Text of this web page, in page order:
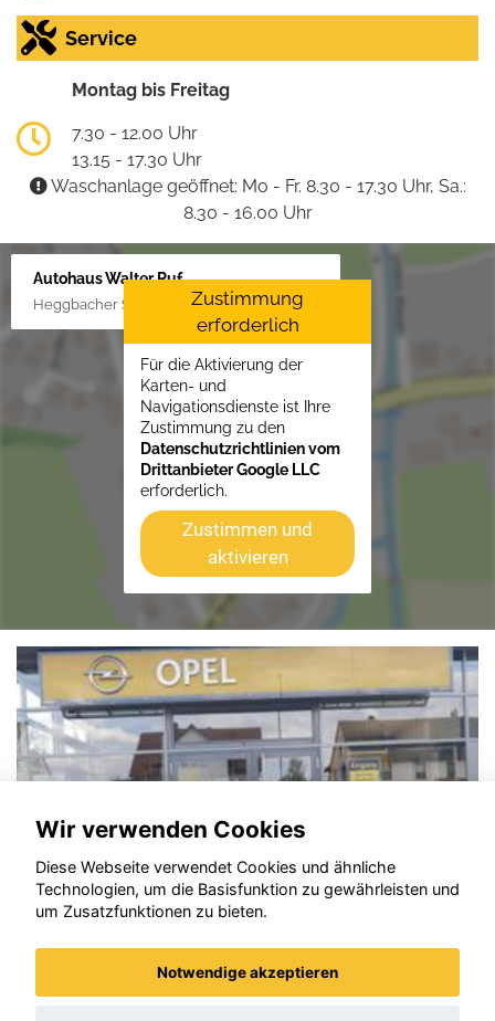
Service
Montag bis Freitag
7.30 - 12.00 Uhr
13.15 - 17.30 Uhr
Waschanlage geöffnet: Mo - Fr. 8.30 - 17.30 Uhr, Sa.:
8.30 - 16.00 Uhr
Autohaus Walter Ruf
Heggbacher Straße 25, 88477 Schönebürg
Zustimmung
erforderlich
Für die Aktivierung der
Karten- und
Navigationsdienste ist Ihre
Zustimmung zu den
Datenschutzrichtlinien vom
Drittanbieter Google LLC
erforderlich.
Zustimmen und
aktivieren
Wir verwenden Cookies
Diese Webseite verwendet Cookies und ähnliche
Technologien, um die Basisfunktion zu gewährleisten und
um Zusatzfunktionen zu bieten.
Notwendige akzeptieren